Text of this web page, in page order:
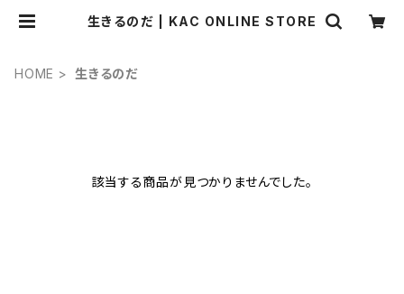
生きるのだ | KAC ONLINE STORE
HOME 生きるのだ
該当する商品が見つかりませんでした。